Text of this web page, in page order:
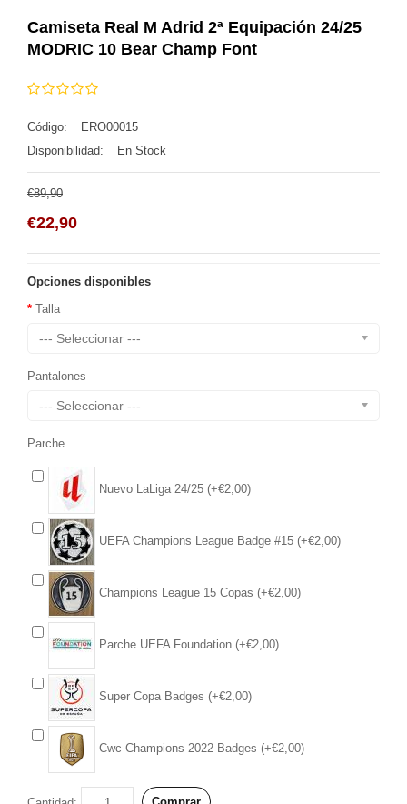
Camiseta Real M Adrid 2ª Equipación 24/25
MODRIC 10 Bear Champ Font
Código:
ERO00015
Disponibilidad:
En Stock
€89,90
€22,90
Opciones disponibles
Talla
--- Seleccionar ---
Pantalones
--- Seleccionar ---
Parche
Nuevo LaLiga 24/25 (+€2,00)
UEFA Champions League Badge #15 (+€2,00)
Champions League 15 Copas (+€2,00)
Parche UEFA Foundation (+€2,00)
Super Copa Badges (+€2,00)
Cwc Champions 2022 Badges (+€2,00)